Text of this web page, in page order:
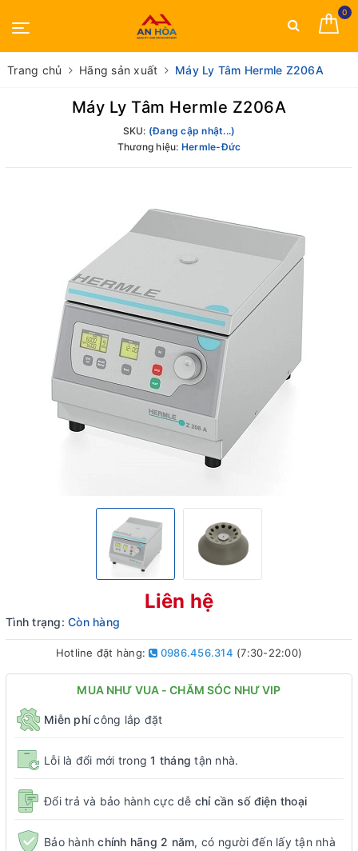
0
Trang chủ Hãng sản xuất Máy Ly Tâm Hermle Z206A
Máy Ly Tâm Hermle Z206A
SKU: (Đang cập nhật...)
Thương hiệu: Hermle-Đức
Liên hệ
Tình trạng: Còn hàng
Hotline đặt hàng: 0986.456.314 (7:30-22:00)
MUA NHƯ VUA - CHĂM SÓC NHƯ VIP
Miễn phícông lắp đặt
Lỗi là đổi mới trong1 tháng tận nhà.
Đổi trả và bảo hành cực dễ chỉ cần số điện thoại
Bảo hànhchính hãng 2 năm, có người đến lấy tận nhà